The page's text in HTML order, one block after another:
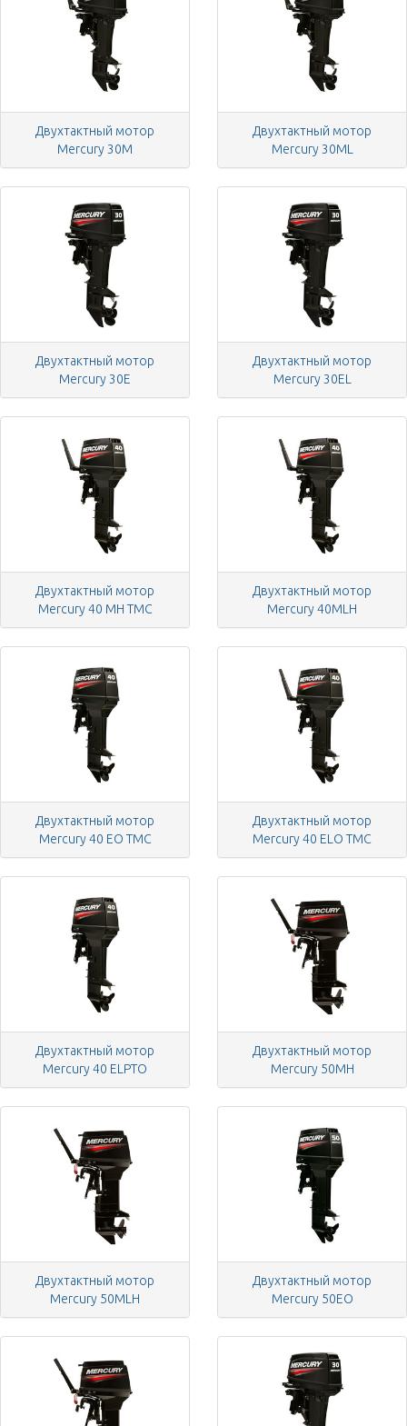
Двухтактный мотор
Mercury 30M
Двухтактный мотор
Mercury 30ML
Двухтактный мотор
Mercury 30E
Двухтактный мотор
Mercury 30EL
Двухтактный мотор
Mercury 40 MH TMC
Двухтактный мотор
Mercury 40MLH
Двухтактный мотор
Mercury 40 EO TMC
Двухтактный мотор
Mercury 40 ELO TMC
Двухтактный мотор
Mercury 40 ELPTO
Двухтактный мотор
Mercury 50MH
Двухтактный мотор
Mercury 50MLH
Двухтактный мотор
Mercury 50EO